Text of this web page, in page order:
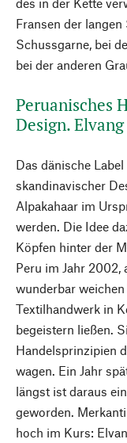
Fransen der langen
Schussgarne, bei
bei der anderen
Peruanisches
Design. Elvang
Das dänische
skandinavischer
Alpakahaar im
werden. Die Idee
Köpfen hinter der
Peru im Jahr 2002,
wunderbar
Textilhandwerk in
begeistern ließen.
Handelsprinzipien
wagen. Ein Jahr
längst ist daraus
geworden.
hoch im Kurs: